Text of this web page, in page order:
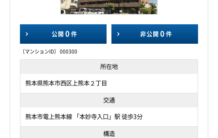
公開 0 件 非公開 0 件
〔マンションID〕 000300
所在地
熊本県熊本市西区上熊本２丁目
交通
熊本市電上熊本線 「本妙寺入口」駅 徒歩3分
構造